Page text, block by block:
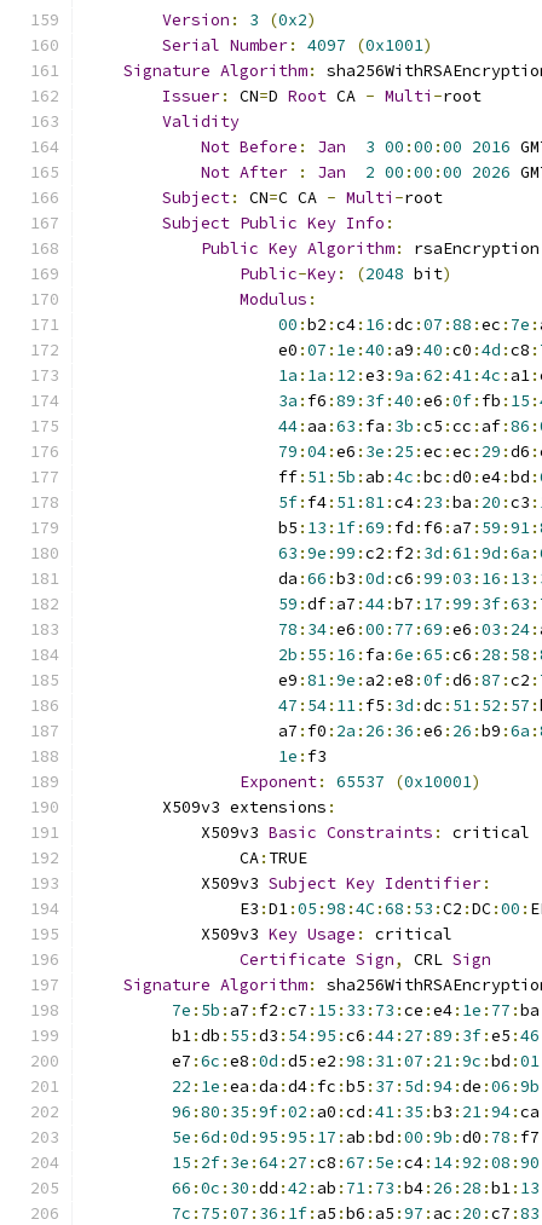
Version : 3 (0x2)
Serial Number: 4097 (0x1001)
Signature Algorithm:
Issuer: CN=D Root CA - Multi -root
Validity
Not Before : Jan 3 00 :00 :00 2016
Not After : Jan 2 00 :00 :00 2026
Subject: CN=C CA - Multi -root
Subject Public Key Info :
Public Key Algorithm:
rsaEncryption
Public-Key: (2048 bit)
Modulus :
00 :b2 :c4: 16 :dc :07 :88 :ec : 7e :
                    e0
:07 : 1e :40 : a9 :40 :c0 :4d :c8 :
1a : 1a : 12 :e3 :9a :62 :41:4c : a1:
3a : f6 :89 : 3f:40 :e6 :0f: fb : 15 :
44: aa :63 : fa : 3b :c5 :cc : af:86 :
79 :04:e6 : 3e : 25 :ec :ec : 29 :d6 :
                    ff
: 51: 5b : ab :4c :bc :d0 :e4:bd :
5f: f4: 51:81:c4: 23 :ba : 20 :c3 :
                    b5
: 13 : 1f:69 : fd : f6 : a7 : 59 :91:
63 :9e :99 :c2 : f2 : 3d :61:9d :6a :
                    da
:66 :b3 :0d :c6 :99 :03 : 16 : 13 :
59 :df: a7 :44:b7 : 17 :99 : 3f:63 :
78 : 34:e6 :00 : 77 :69 :e6 :03 : 24:
2b : 55 : 16 : fa :6e :65 :c6 : 28 : 58 :
                    e9
:81:9e : a2 :e8 :0f:d6 :87 :c2 :
47 : 54: 11: f5 : 3d :dc : 51: 52 : 57 :
                    a7
: f0 : 2a : 26 : 36 :e6 : 26 :b9 :6a :
1e : f3
Exponent: 65537 (0x10001)
        X509v3 extensions
:
            X509v3
Basic Constraints :
critical
                CA
: TRUE
            X509v3
Subject Key Identifier:
                E3
:D1:05 :98 :4C:68 : 53 :C2 :DC:00 :
            X509v3
Key Usage :
critical
Certificate Sign, CRL Sign
Signature Algorithm:
7e : 5b : a7 : f2 :c7 : 15 : 33 : 73 :ce :e4: 1e : 77 :ba
         b1
:db : 55 :d3 : 54:95 :c6 :44: 27 :89 : 3f:e5 :46
         e7
:6c :e8 :0d :d5 :e2 :98 : 31:07 : 21:9c :bd :01
22 : 1e :ea :da :d4: fc :b5 : 37 : 5d :94:de :06 :9b
96 :80 : 35 :9f:02 : a0 :cd :41: 35 :b3 : 21:94:ca
5e :6d :0d :95 :95 : 17 : ab :bd :00 :9b :d0 : 78 : f7
15 : 2f: 3e :64: 27 :c8 :67 : 5e :c4: 14:92 :08 :90
66 :0c : 30 :dd :42 : ab : 71: 73 :b4: 26 : 28 :b1: 13
7c : 75 :07 : 36 : 1f: a5 :b6 : a5 :97 : ac : 20 :c7 :83